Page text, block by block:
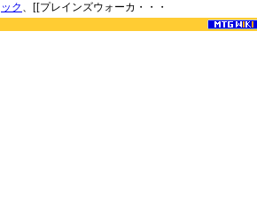
ック 、[[プレインズウォーカ・・・